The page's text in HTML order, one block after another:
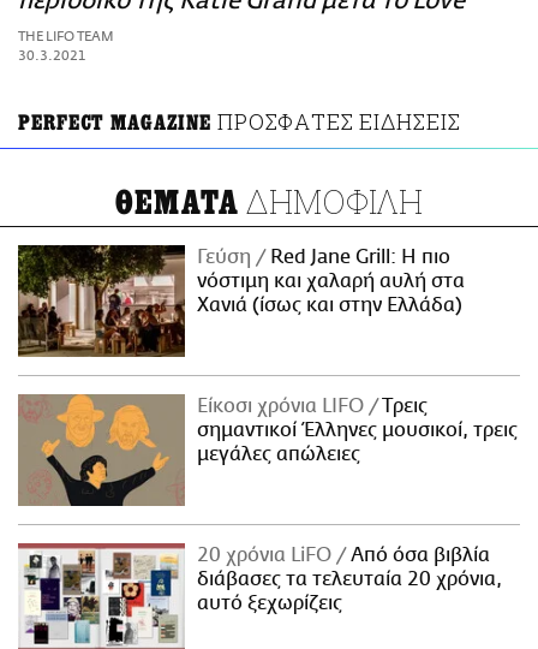
ΑΜΠΑ
PRINT
THE LIFO TEAM
30.3.2021
PERFECT MAGAZINE ΠΡΟΣΦΑΤΕΣ ΕΙΔΗΣΕΙΣ
ΘΕΜΑΤΑ ΔΗΜΟΦΙΛΗ
Γεύση
Red Jane Grill: Η πιο
νόστιμη και χαλαρή αυλή στα
Χανιά (ίσως και στην Ελλάδα)
Είκοσι χρόνια LIFO
Tρεις
σημαντικοί Έλληνες μουσικοί, τρεις
μεγάλες απώλειες
20 χρόνια LiFO
Από όσα βιβλία
διάβασες τα τελευταία 20 χρόνια,
αυτό ξεχωρίζεις